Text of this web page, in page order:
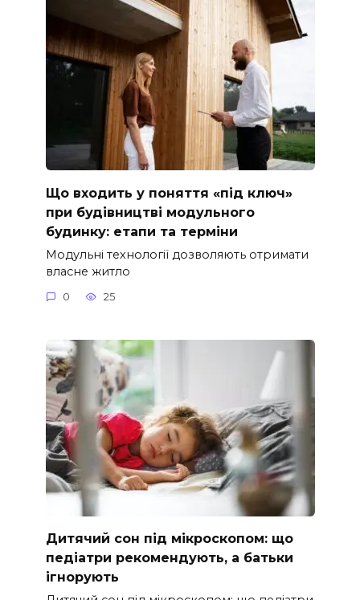
Що входить у поняття «під ключ»
при будівництві модульного
будинку: етапи та терміни
Модульні технології дозволяють отримати
власне житло
0 25
Дитячий сон під мікроскопом: що
педіатри рекомендують, а батьки
ігнорують